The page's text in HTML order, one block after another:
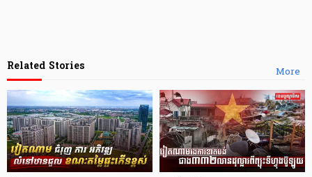
More
Related Stories